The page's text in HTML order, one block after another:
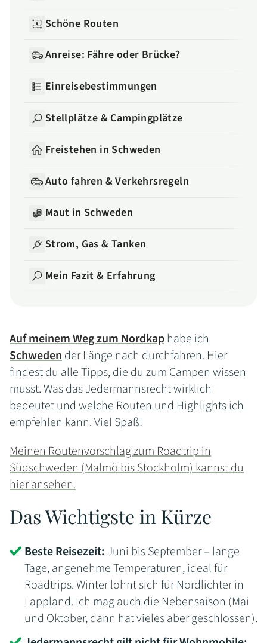
Schöne Routen
Anreise: Fähre oder Brücke?
Einreisebestimmungen
Stellplätze & Campingplätze
Freistehen in Schweden
Auto fahren & Verkehrsregeln
Maut in Schweden
Strom, Gas & Tanken
Mein Fazit & Erfahrung
Auf meinem Weg zum Nordkaphabe ich
Schwedender Länge nach durchfahren. Hier
findest du alle Tipps, die du zum Campen wissen
musst. Was das Jedermannsrecht wirklich
bedeutet und welche Routen und Highlights ich
empfehlen kann. Viel Spaß!
Meinen Routenvorschlag zum Roadtrip in
Südschweden (Malmö bis Stockholm) kannst du
hier ansehen.
Das Wichtigste in Kürze
Beste Reisezeit: Juni bis September – lange
Tage, angenehme Temperaturen, ideal für
Roadtrips. Winter lohnt sich für Nordlichter in
Lappland. Ich mag auch die Nebensaison (Mai
und Oktober, dann hat vieles aber geschlossen).